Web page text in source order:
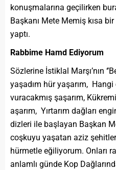
konuşmalarına geçilirken
Başkanı Mete Memiş kısa
yaptı.
Rabbime Hamd Ediyorum
Sözlerine İstiklal Marşı’nın
yaşadım hür yaşarım, Hangi
vuracakmış şaşarım,
aşarım, Yırtarım dağları
dizleri ile başlayan Başkan
coşkuyu yaşatan aziz
hürmetle eğiliyorum. Onları
anlamlı günde Kop